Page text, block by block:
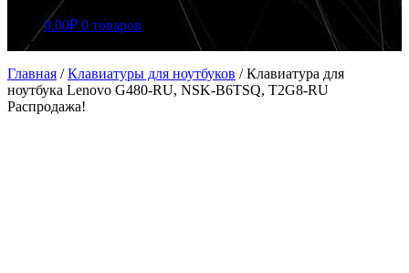
0.00₽ 0 товаров
Главная /Клавиатуры для ноутбуков /Клавиатура для
ноутбука Lenovo G480-RU, NSK-B6TSQ, T2G8-RU
Распродажа!